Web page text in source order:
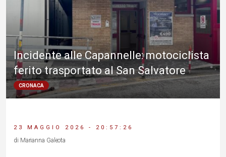
Incidente alle Capannelle: motociclista
ferito trasportato al San Salvatore
CRONACA
23 MAGGIO 2026 - 20:57:26
di Marianna Galeota